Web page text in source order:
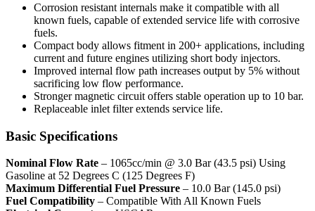
Corrosion resistant internals make it compatible with all
known fuels, capable of extended service life with corrosive
fuels.
Compact body allows fitment in 200+ applications, including
current and future engines utilizing short body injectors.
Improved internal flow path increases output by 5% without
sacrificing low flow performance.
Stronger magnetic circuit offers stable operation up to 10 bar.
Replaceable inlet filter extends service life.
Basic Specifications
Nominal Flow Rate – 1065cc/min @ 3.0 Bar (43.5 psi) Using
Gasoline at 52 Degrees C (125 Degrees F)
Maximum Differential Fuel Pressure – 10.0 Bar (145.0 psi)
Fuel Compatibility – Compatible With All Known Fuels